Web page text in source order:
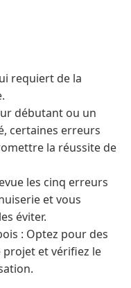
requiert de la
débutant ou un
certaines erreurs
la réussite de
les cinq erreurs
et vous
éviter.
: Optez pour des
projet et vérifiez le